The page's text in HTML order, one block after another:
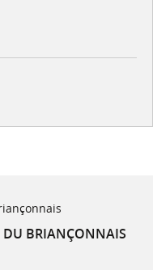
BRIANÇONNAIS